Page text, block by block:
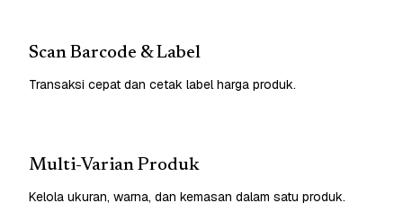
Scan Barcode & Label
Transaksi cepat dan cetak label harga produk.
Multi-Varian Produk
Kelola ukuran, warna, dan kemasan dalam satu produk.